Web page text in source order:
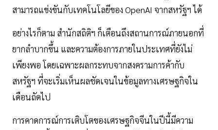
สามารถแข่งขันกับเทคโนโลยีของ OpenAI จากสหรัฐฯ ได้
อย่างไรก็ตาม สำนักสถิติฯ ก็เตือนถึงสถานการณ์ภายนอกที่
ยากลำบากขึ้น และความต้องการภายในประเทศที่ยังไม่
เพียงพอ โดยเฉพาะผลกระทบจากสงครามการค้ากับ
สหรัฐฯ ที่จะเริ่มเห็นผลชัดเจนในข้อมูลทางเศรษฐกิจใน
เดือนถัดไป
การคาดการณ์การเติบโตของเศรษฐกิจจีนในปีนี้มีความ